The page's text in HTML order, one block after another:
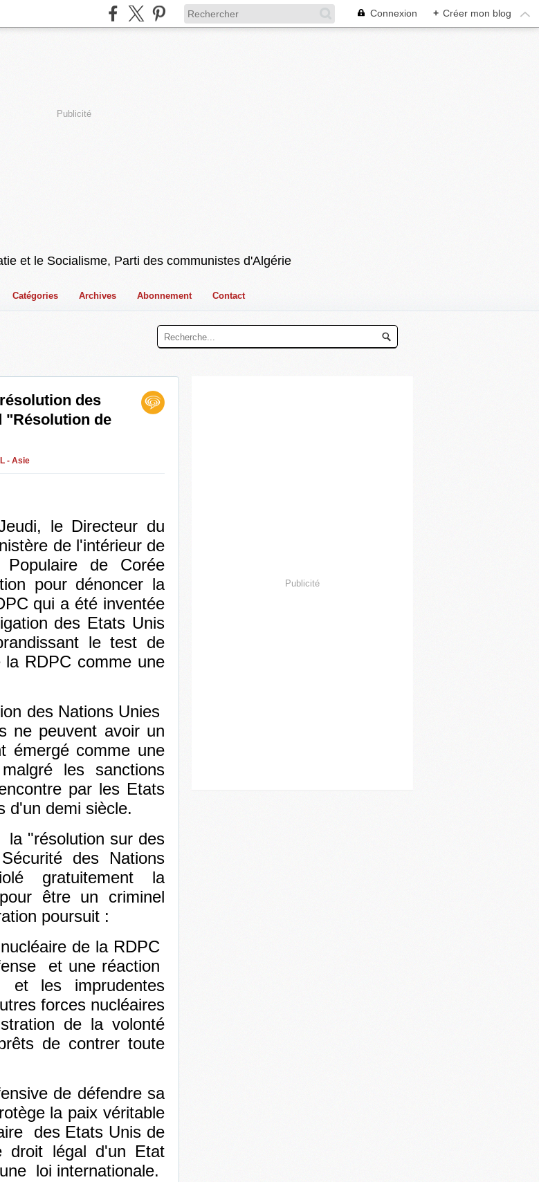
Connexion + Créer mon blog
Publicité
et le Socialisme, Parti des communistes d'Algérie
Catégories Archives Abonnement Contact
des
"Résolution de
- Asie
le Directeur du
de l'intérieur de
de Corée
pour dénoncer la
qui a été inventée
des Etats Unis
le test de
RDPC comme une
des Nations Unies
ne peuvent avoir un
émergé comme une
les sanctions
par les Etats
d'un demi siècle.
"résolution sur des
des Nations
gratuitement la
être un criminel
poursuit :
de la RDPC
et une réaction
et les imprudentes
forces nucléaires
de la volonté
de contrer toute
de défendre sa
la paix véritable
des Etats Unis de
droit légal d'un Etat
loi internationale.
Publicité